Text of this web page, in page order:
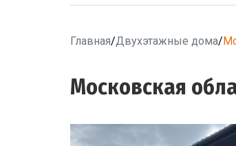
Главная/Двухэтажные дома/
Московская